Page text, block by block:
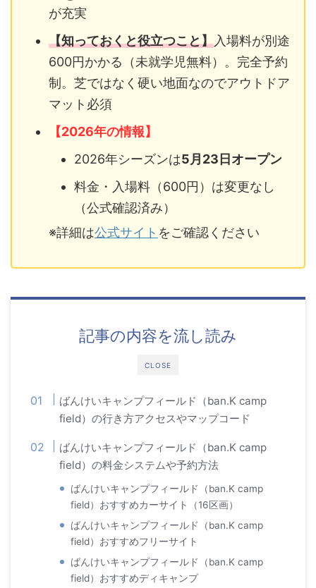
が充実
【知っておくと役立つこと】入場料が別途
600円かかる（未就学児無料）。完全予約
制。芝ではなく硬い地面なのでアウトドア
マット必須
【2026年の情報】
2026年シーズンは5月23日オープン
料金・入場料（600円）は変更なし
（公式確認済み）
※詳細は公式サイト をご確認ください
CLOSE
記事の内容を流し読み
ばんけいキャンプフィールド（ban.K camp
field）の行き方アクセスやマップコード
ばんけいキャンプフィールド（ban.K camp
field）の料金システムや予約方法
ばんけいキャンプフィールド（ban.K camp
field）おすすめカーサイト（16区画）
ばんけいキャンプフィールド（ban.K camp
field）おすすめフリーサイト
ばんけいキャンプフィールド（ban.K camp
field）おすすめディキャンプ